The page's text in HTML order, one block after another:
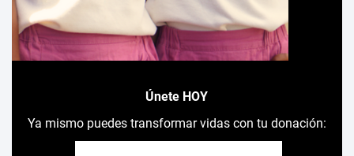
Únete HOY
Ya mismo puedes transformar vidas con tu donación: